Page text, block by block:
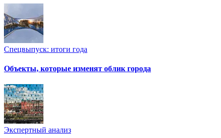
Спецвыпуск: итоги года
Объекты, которые изменят облик города
Экспертный анализ